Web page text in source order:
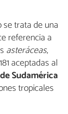
trata de una
referencia a
asteráceas,
aceptadas al
Sudamérica
tropicales